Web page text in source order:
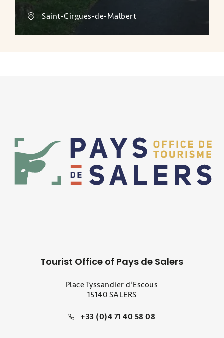
Saint-Cirgues-de-Malbert
Tourist Office of Pays de Salers
Place Tyssandier d’Escous
15140 SALERS
+33 (0)4 71 40 58 08